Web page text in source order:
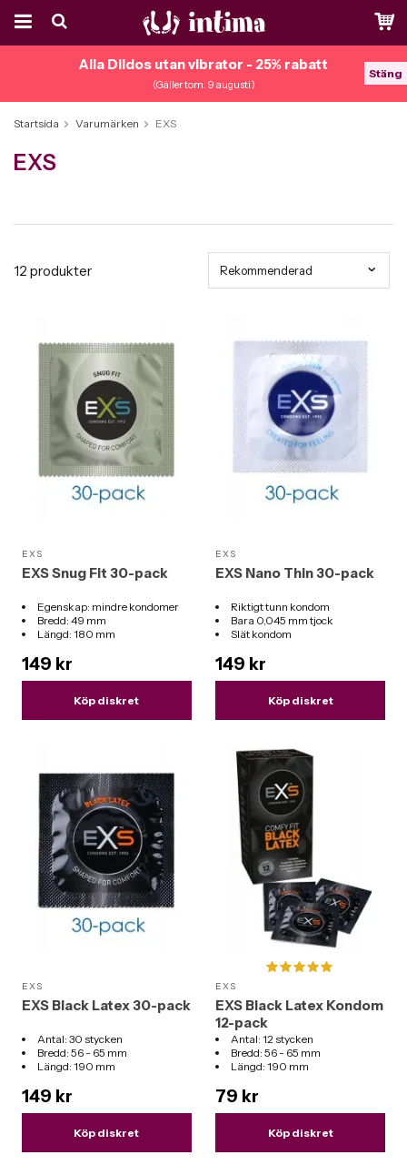
Alla Dildos utan vibrator - 25% rabatt
(Gäller tom. 9 augusti)
Stäng
Startsida Varumärken EXS
EXS
12 produkter Rekommenderad
EXS
EXS Snug Fit 30-pack
Egenskap: mindre kondomer
Bredd: 49 mm
Längd: 180 mm
149 kr
Köp diskret
EXS
EXS Nano Thin 30-pack
Riktigt tunn kondom
Bara 0,045 mm tjock
Slät kondom
149 kr
Köp diskret
EXS
EXS Black Latex 30-pack
Antal: 30 stycken
Bredd: 56 - 65 mm
Längd: 190 mm
149 kr
Köp diskret
EXS
EXS Black Latex Kondom
12-pack
Antal: 12 stycken
Bredd: 56 - 65 mm
Längd: 190 mm
79 kr
Köp diskret